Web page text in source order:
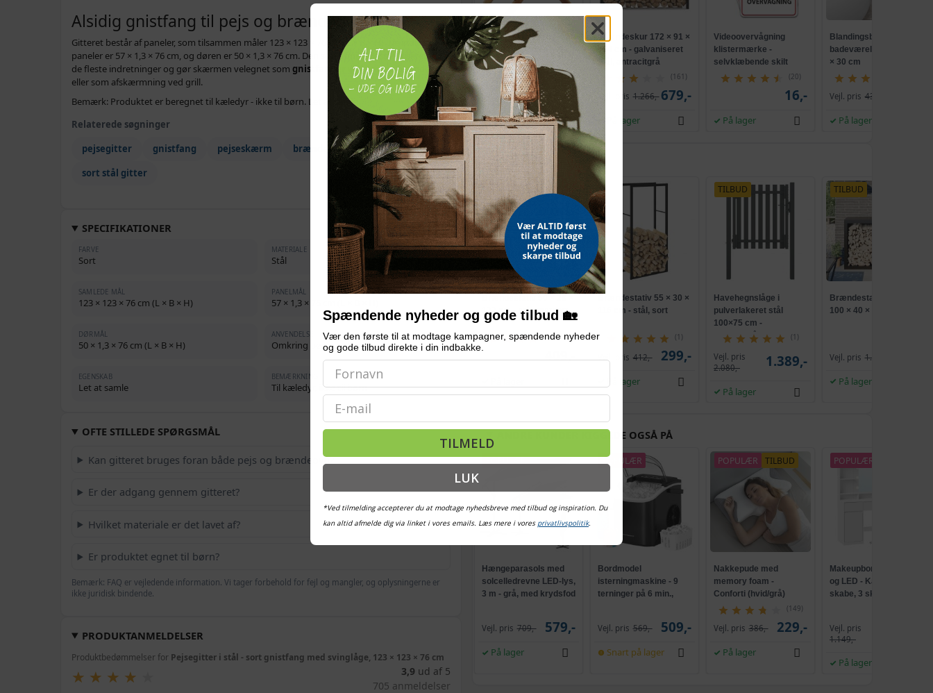
Alsidig gnistfang til pejs og brændeovn
Gitteret består af paneler, som tilsammen måler 123 × 123 × 76 cm (L × B × H). De individuelle
paneler er 57 × 1,3 × 76 cm, og døren er 50 × 1,3 × 76 cm. Den sorte finish passer diskret ind i
de fleste indretninger og gør skærmen velegnet som gnistfanger
ved pejs og brændeovn
eller som afskærmning ved grill.
Bemærk: Produktet er beregnet til kæledyr - ikke til børn. Let at samle.
Relaterede søgninger
pejsegitter
gnistfang pejseskærm
brændeovnsgitter
sort stål gitter
SPECIFIKATIONER
FARVE
Sort
MATERIALE
Stål
SAMLEDE MÅL
123 × 123 × 76 cm (L × B × H)
PANELMÅL
57 × 1,3 × 76 cm (L × B × H)
DØRMÅL
50 × 1,3 × 76 cm (L × B × H)
ANVENDELSE
Omkring pejse, griller, brændeovne m.m.
EGENSKAB
Let at samle
BEMÆRKNING
Til kæledyr, ikke til børn
OFTE STILLEDE SPØRGSMÅL
Kan gitteret bruges foran både pejs og brændeovn?
Er der adgang gennem gitteret?
Hvilket materiale er det lavet af?
Er produktet egnet til børn?
Bemærk: FAQ er vejledende information. Vi tager forbehold for fejl og mangler, og oplysningerne er
ikke juridisk bindende.
PRODUKTANMELDELSER
Produktbedømmelser for Pejsegitter i stål - sort gnistfang med svinglåge, 123 × 123 × 76 cm
★
★ ★
★ ★
★ ★
★ 3,9 ud af 5
705 anmeldelser
Foldbart havebord 40 ×
40 × 40 cm i massivt
akacietræ
(504)
Vejl. pris 438,- 339,-
På lager
Brændeskur 172 × 91 ×
154 cm - galvaniseret
stål, antracitgrå
(161)
Vejl. pris 1.266,- 679,-
På lager
Videoovervågning
klistermærke -
selvklæbende skilt
(20)
16,-
På lager
Blandingsbatteri til
badeværelse - sort, 12
× 30 cm
Vejl. pris 437,-
På lager
ALTERNATIVE VARER
TILBUD
132 cm - stål, matsort
(74)
409,-
Brændestativ 55 × 30 ×
116 cm - stål, sort
(1)
Vejl. pris 412,- 299,-
På lager
TILBUD
Havehegnslåge i
pulverlakeret stål
100×75 cm -
antracitgrå
(1)
Vejl. pris
2.080,-
1.389,-
På lager
TILBUD
Brændestativ i stål -
100 × 40 × 80 cm, sort
Vejl. pris 1.204,-
På lager
ANDRE KUNDER KIGGEDE OGSÅ PÅ
POPULÆR
Hængeparasols med
solcelledrevne LED-lys,
3 m - grå, med krydsfod
Vejl. pris 709,- 579,-
På lager
POPULÆR
Bordmodel
isterningmaskine - 9
terninger på 6 min.,
Vejl. pris 569,- 509,-
Snart på lager
POPULÆR TILBUD
Nakkepude med
memory foam -
Conforti (hvid/grå)
(149)
Vejl. pris 386,- 229,-
På lager
POPULÆR
Makeupbord med spejl
og LED - Kailyn, 2
skabe, 3 skuffer, 5
uden værktøj - cloud
hvid
Vejl. pris
1.149,-
På lager
Spændende nyheder og gode tilbud 🏡
Vær den første til at modtage kampagner, spændende nyheder
og gode tilbud direkte i din indbakke.
Email
TILMELD
LUK
*Ved tilmelding accepterer du at modtage nyhedsbreve med tilbud og inspiration. Du
kan altid afmelde dig via linket i vores emails. Læs mere i vores privatlivspolitik.